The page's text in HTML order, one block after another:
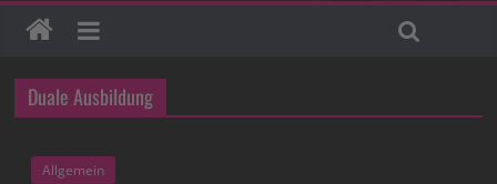
Duale Ausbildung
Allgemein